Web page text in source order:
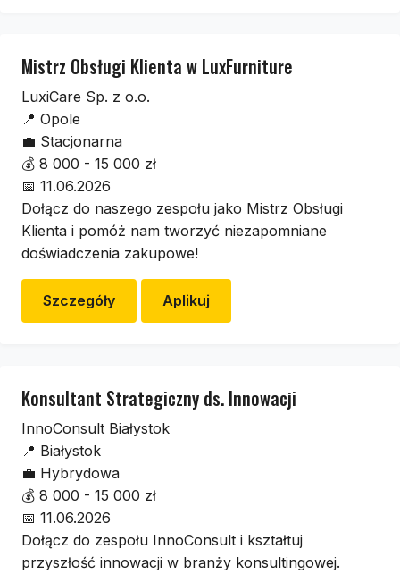
Mistrz Obsługi Klienta w LuxFurniture
LuxiCare Sp. z o.o.
📍 Opole
💼 Stacjonarna
💰 8 000 - 15 000 zł
📅 11.06.2026
Dołącz do naszego zespołu jako Mistrz Obsługi
Klienta i pomóż nam tworzyć niezapomniane
doświadczenia zakupowe!
Szczegóły Aplikuj
Konsultant Strategiczny ds. Innowacji
InnoConsult Białystok
📍 Białystok
💼 Hybrydowa
💰 8 000 - 15 000 zł
📅 11.06.2026
Dołącz do zespołu InnoConsult i kształtuj
przyszłość innowacji w branży konsultingowej.